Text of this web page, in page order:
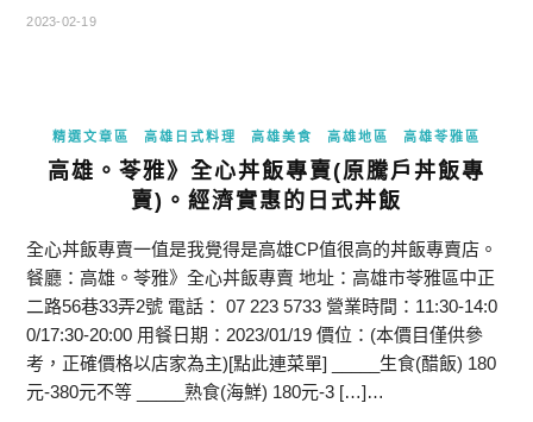
2023-02-19
精選文章區 高雄日式料理 高雄美食 高雄地區 高雄苓雅區
高雄。苓雅》全心丼飯專賣(原騰戶丼飯專
賣)。經濟實惠的日式丼飯
全心丼飯專賣一值是我覺得是高雄CP值很高的丼飯專賣店。
餐廳：高雄。苓雅》全心丼飯專賣 地址：高雄市苓雅區中正
二路56巷33弄2號 電話： 07 223 5733 營業時間：11:30-14:0
0/17:30-20:00 用餐日期：2023/01/19 價位：(本價目僅供參
考，正確價格以店家為主)[點此連菜單] _____生食(醋飯) 180
元-380元不等 _____熟食(海鮮) 180元-3 […]…